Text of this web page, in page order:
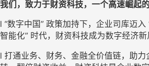
我们，致力于财资科技， 一个高速崛起
l “数字中国” 政策加持下，企业司库迈入
智能化” 时代，财资科技成为数字经济新
l 打通业务、财务、金融全价值链， 助力